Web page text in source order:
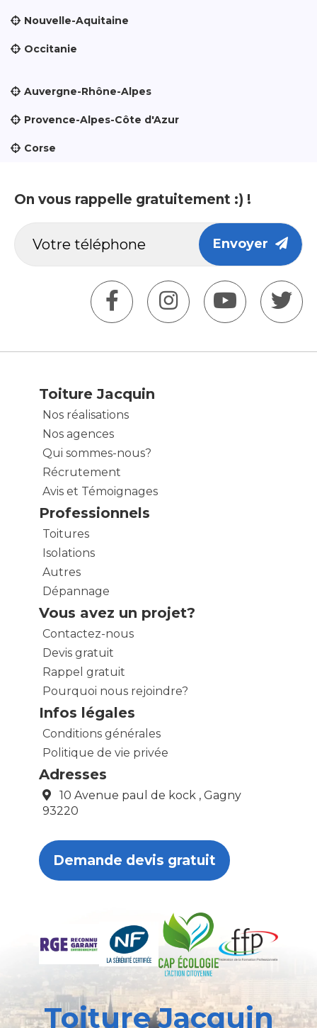
Nouvelle-Aquitaine
Occitanie
Auvergne-Rhône-Alpes
Provence-Alpes-Côte d'Azur
Corse
On vous rappelle gratuitement :) !
Envoyer
Toiture Jacquin
Nos réalisations
Nos agences
Qui sommes-nous?
Récrutement
Avis et Témoignages
Professionnels
Toitures
Isolations
Autres
Dépannage
Vous avez un projet?
Contactez-nous
Devis gratuit
Rappel gratuit
Pourquoi nous rejoindre?
Infos légales
Conditions générales
Politique de vie privée
Adresses
10 Avenue paul de kock , Gagny
93220
Demande devis gratuit
Toiture Jacquin